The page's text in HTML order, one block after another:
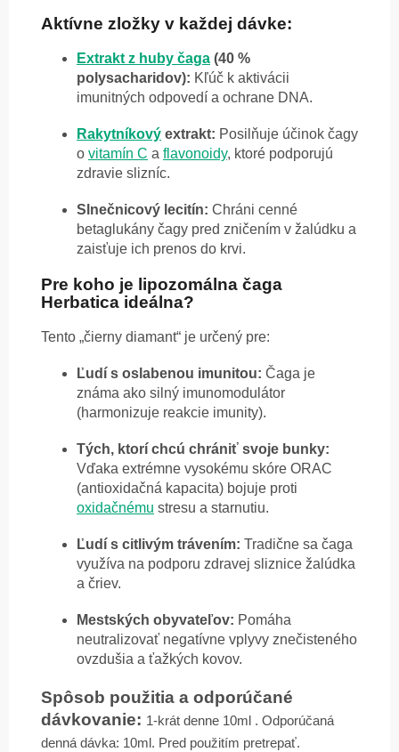
Aktívne zložky v každej dávke:
Extrakt z huby čaga (40 %
polysacharidov): Kľúč k aktivácii
imunitných odpovedí a ochrane DNA.
Rakytníkový extrakt: Posilňuje účinok čagy
o vitamín C a flavonoidy, ktoré podporujú
zdravie slizníc.
Slnečnicový lecitín: Chráni cenné
betaglukány čagy pred zničením v žalúdku a
zaisťuje ich prenos do krvi.
Pre koho je lipozomálna čaga
Herbatica ideálna?
Tento „čierny diamant“ je určený pre:
Ľudí s oslabenou imunitou: Čaga je
známa ako silný imunomodulátor
(harmonizuje reakcie imunity).
Tých, ktorí chcú chrániť svoje bunky:
Vďaka extrémne vysokému skóre ORAC
(antioxidačná kapacita) bojuje proti
oxidačnému stresu a starnutiu.
Ľudí s citlivým trávením: Tradične sa čaga
využíva na podporu zdravej sliznice žalúdka
a čriev.
Mestských obyvateľov: Pomáha
neutralizovať negatívne vplyvy znečisteného
ovzdušia a ťažkých kovov.
Spôsob použitia a odporúčané
dávkovanie: 1-krát denne 10ml . Odporúčaná
denná dávka: 10ml. Pred použitím pretrepať.